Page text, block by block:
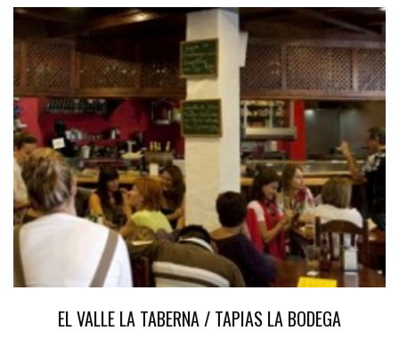
EL VALLE LA TABERNA / TAPIAS LA BODEGA